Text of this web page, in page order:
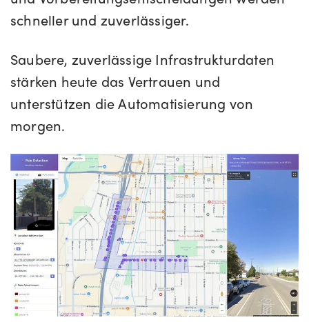
schneller und zuverlässiger.
Saubere, zuverlässige Infrastrukturdaten
stärken heute das Vertrauen und
unterstützen die Automatisierung von
morgen.